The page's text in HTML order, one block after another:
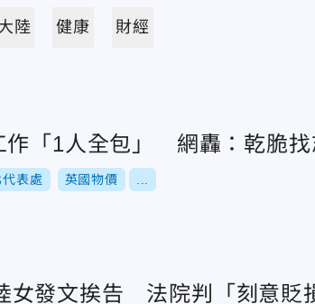
陸 健康 財經
作「1人全包」 網轟：乾脆找
表處 英國物價
女發文挨告 法院判「刻意貶